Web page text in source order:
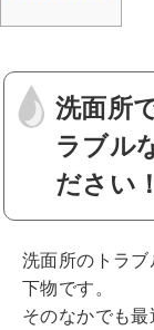
洗面所
ラブル
ださい！
洗面所のトラ
下物です。
そのなかでも最